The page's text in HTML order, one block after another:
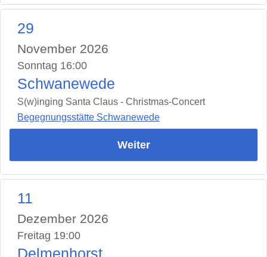
29
November 2026
Sonntag 16:00
Schwanewede
S(w)inging Santa Claus - Christmas-Concert
Begegnungsstätte Schwanewede
Weiter
11
Dezember 2026
Freitag 19:00